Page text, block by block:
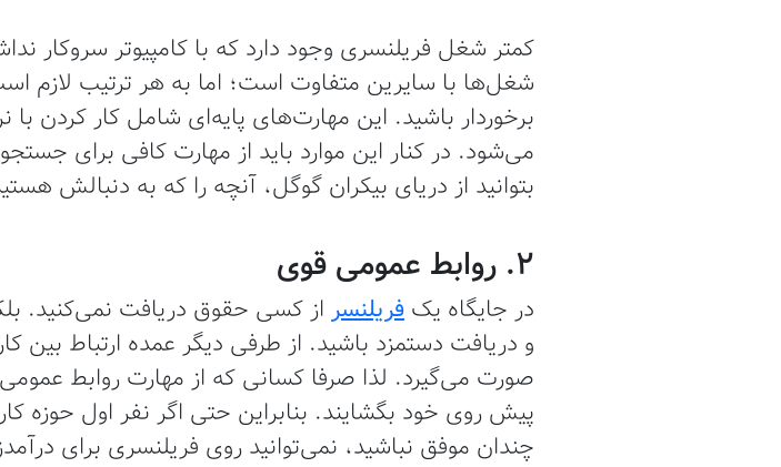
کمتر شغل فریلنسری وجود دارد که با کامپیوتر سروکار
شغل‌ها با سایرین متفاوت است؛ اما به هر ترتیب لازم
برخوردار باشید. این مهارت‌های پایه‌ای شامل کار کردن با
می‌شود. در کنار این موارد باید از مهارت کافی برای
بتوانید از دریای بیکران گوگل، آنچه را که به دنبالش
2. روابط عمومی قوی
در جایگاه یک فریلنسر از کسی حقوق دریافت نمی‌کنید.
و دریافت دستمزد باشید. از طرفی دیگر عمده ارتباط بین
صورت می‌گیرد. لذا صرفا کسانی که از مهارت روابط عمومی
پیش روی خود بگشایند. بنابراین حتی اگر نفر اول حوزه
چندان موفق نباشید، نمی‌توانید روی فریلنسری برای